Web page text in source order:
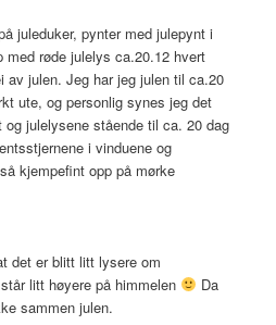
juleduker, pynter med julepynt i
med røde julelys ca.20.12 hvert
av julen. Jeg har jeg julen til ca.20
ute, og personlig synes jeg det
julelysene stående til ca. 20 dag
i vinduene og
kjempefint opp på mørke
det er blitt litt lysere om
litt høyere på himmelen
Da
sammen julen.